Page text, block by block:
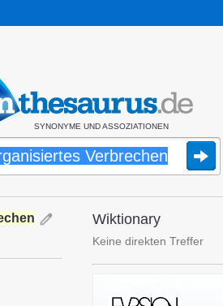
SYNONYME UND ASSOZIATIONEN
Wiktionary
Keine direkten Treffer